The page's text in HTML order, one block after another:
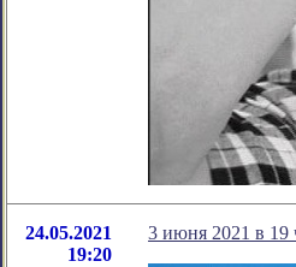
24.05.2021
19:20
3 июня 2021 в 19